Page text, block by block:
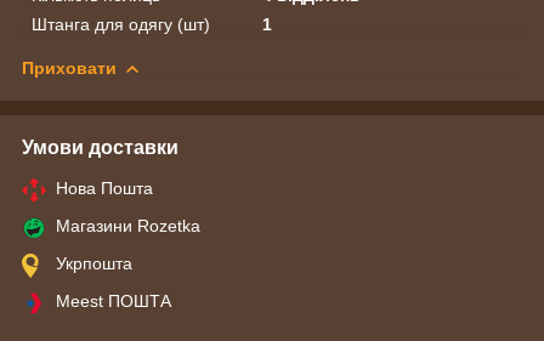
Штанга для одягу (шт)
1
Приховати
Умови доставки
Нова Пошта
Магазини Rozetka
Укрпошта
Meest ПОШТА